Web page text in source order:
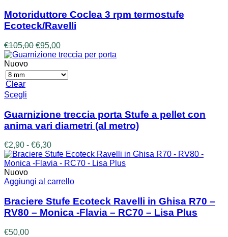
Motoriduttore Coclea 3 rpm termostufe
Ecoteck/Ravelli
€105,00 Il
prezzo
era:
€105,00.
€95,00Il
prezzo
è:
€95,00.
Nuovo
Clear
Scegli
ha
più
varianti.
Le
opzioni
possono
essere
scelte
nella
del
prodotto
Guarnizione treccia porta Stufe a pellet con
anima vari diametri (al metro)
€2,90 - €6,30Fascia
di
prezzo:
€2,90
€6,30
Nuovo
Aggiungi al carrello
Braciere Stufe Ecoteck Ravelli in Ghisa R70 –
RV80 – Monica -Flavia – RC70 – Lisa Plus
€50,00